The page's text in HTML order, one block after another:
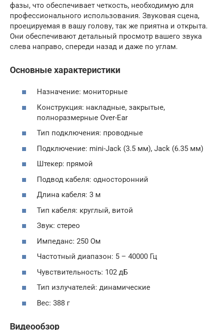
фазы, что обеспечивает четкость, необходимую для
профессионального использования. Звуковая сцена,
проецируемая в вашу голову, так же приятна и открыта.
Они обеспечивают детальный просмотр вашего звука
слева направо, спереди назад и даже по углам.
Основные характеристики
Назначение: мониторные
Конструкция: накладные, закрытые,
полноразмерные Over-Ear
Тип подключения: проводные
Подключение: mini-Jack (3.5 мм), Jack (6.35 мм)
Штекер: прямой
Подвод кабеля: односторонний
Длина кабеля: 3 м
Тип кабеля: круглый, витой
Звук: стерео
Импеданс: 250 Ом
Частотный диапазон: 5 – 40000 Гц
Чувствительность: 102 дБ
Тип излучателей: динамические
Вес: 388 г
Видеообзор